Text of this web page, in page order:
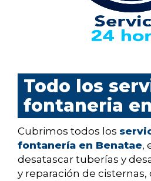
Todo los
fontaneria
Cubrimos todos los
fontanería en Benatae,
desatascar tuberías y
y reparación de